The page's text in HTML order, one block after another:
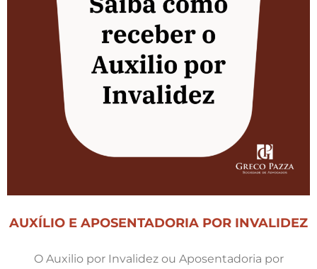
AUXÍLIO E APOSENTADORIA POR INVALIDEZ
O Auxilio por Invalidez ou Aposentadoria por